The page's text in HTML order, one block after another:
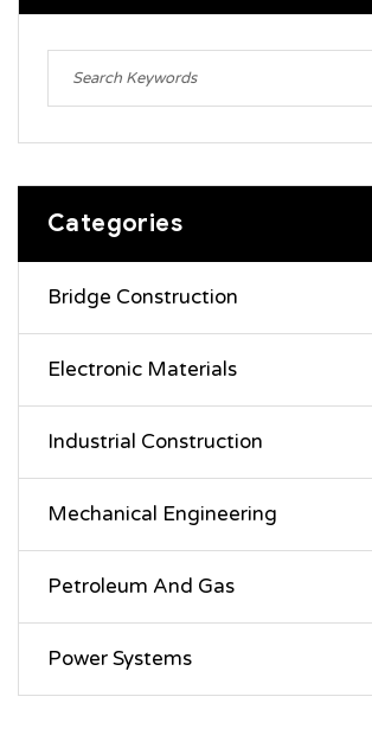
Categories
Bridge Construction
Electronic Materials
Industrial Construction
Mechanical Engineering
Petroleum And Gas
Power Systems